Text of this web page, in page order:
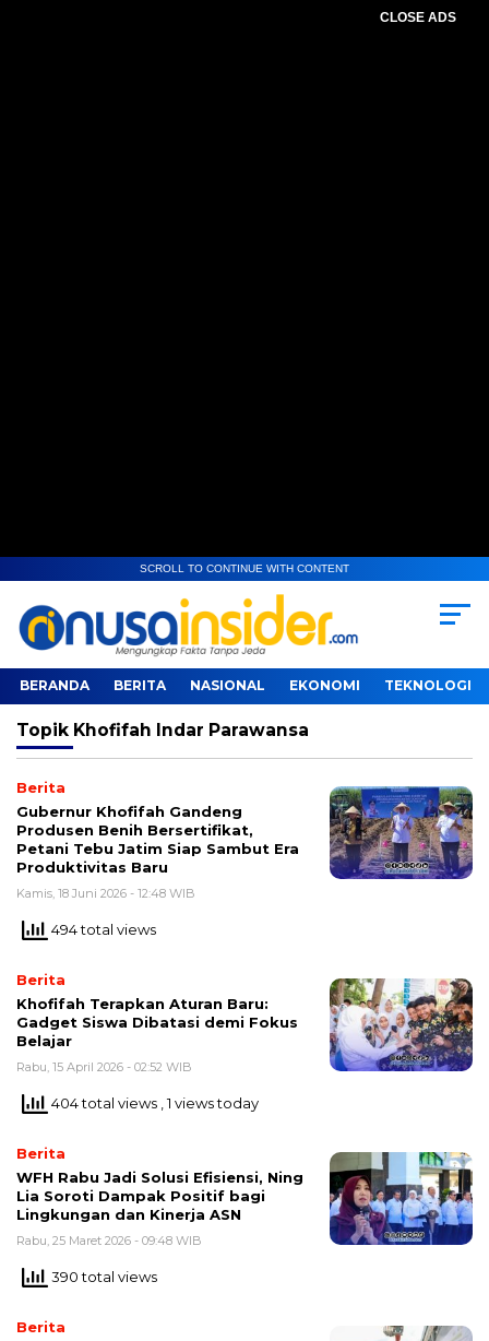
CLOSE ADS
SCROLL TO CONTINUE WITH CONTENT
BERANDA BERITA NASIONAL EKONOMI TEKNOLOGI
Topik Khofifah Indar Parawansa
Berita
Gubernur Khofifah Gandeng
Produsen Benih Bersertifikat,
Petani Tebu Jatim Siap Sambut Era
Produktivitas Baru
Kamis, 18 Juni 2026 - 12:48 WIB
494 total views
Berita
Khofifah Terapkan Aturan Baru:
Gadget Siswa Dibatasi demi Fokus
Belajar
Rabu, 15 April 2026 - 02:52 WIB
404 total views , 1 views today
Berita
WFH Rabu Jadi Solusi Efisiensi, Ning
Lia Soroti Dampak Positif bagi
Lingkungan dan Kinerja ASN
Rabu, 25 Maret 2026 - 09:48 WIB
390 total views
Berita